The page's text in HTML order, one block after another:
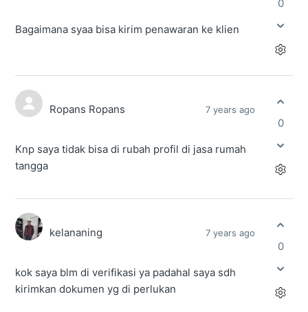
Bagaimana syaa bisa kirim penawaran ke klien
0
Ropans Ropans 7 years ago
Knp saya tidak bisa di rubah profil di jasa rumah
tangga
0
kelananing 7 years ago
kok saya blm di verifikasi ya padahal saya sdh
kirimkan dokumen yg di perlukan
0